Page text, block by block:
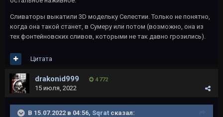
Сливаторы выкатили 3D модельку Селестии. Только не понятно,
когда она такой станет, в Сумеру или потом (возможно, она из
тех фонтейновских сливов, которыми не так давно грозились).
Цитата
drakonid999 4 772
15 июля, 2022
В 15.07.2022 в 04:56, Sqrat сказал: